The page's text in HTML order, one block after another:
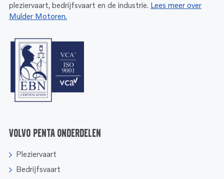
pleziervaart, bedrijfsvaart en de industrie. Lees meer over
Mulder Motoren.
Volvo Penta onderdelen
Pleziervaart
Bedrijfsvaart